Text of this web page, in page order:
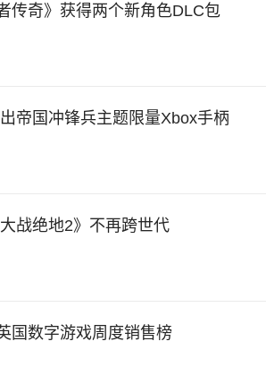
传奇》获得两个新角色DLC包
帝国冲锋兵主题限量Xbox手柄
战绝地2》不再跨世代
国数字游戏周度销售榜